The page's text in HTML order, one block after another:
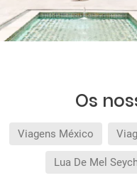
Os
Viagens México
Lua De Mel